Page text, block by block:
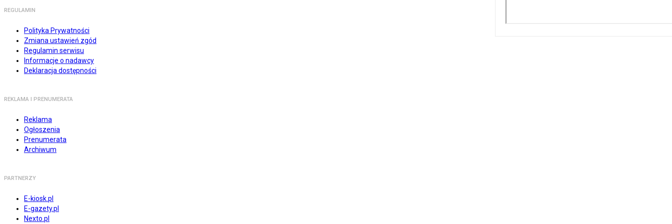
REGULAMIN
Polityka Prywatności
Zmiana ustawień zgód
Regulamin serwisu
Informacje o nadawcy
Deklaracja dostępności
REKLAMA I PRENUMERATA
Reklama
Ogłoszenia
Prenumerata
Archiwum
PARTNERZY
E-kiosk.pl
E-gazety.pl
Nexto.pl